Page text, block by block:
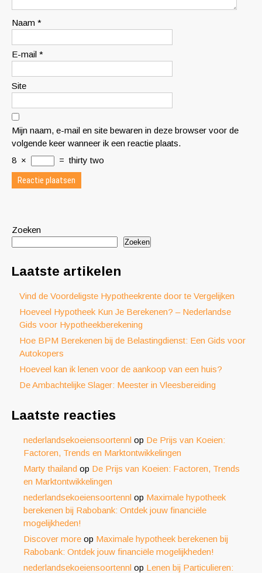
Naam *
E-mail *
Site
Mijn naam, e-mail en site bewaren in deze browser voor de
volgende keer wanneer ik een reactie plaats.
8 × = thirty two
Zoeken
Zoeken
Laatste artikelen
Vind de Voordeligste Hypotheekrente door te Vergelijken
Hoeveel Hypotheek Kun Je Berekenen? – Nederlandse
Gids voor Hypotheekberekening
Hoe BPM Berekenen bij de Belastingdienst: Een Gids voor
Autokopers
Hoeveel kan ik lenen voor de aankoop van een huis?
De Ambachtelijke Slager: Meester in Vleesbereiding
Laatste reacties
nederlandsekoeiensoortennl op De Prijs van Koeien:
Factoren, Trends en Marktontwikkelingen
Marty thailand op De Prijs van Koeien: Factoren, Trends
en Marktontwikkelingen
nederlandsekoeiensoortennl op Maximale hypotheek
berekenen bij Rabobank: Ontdek jouw financiële
mogelijkheden!
Discover more op Maximale hypotheek berekenen bij
Rabobank: Ontdek jouw financiële mogelijkheden!
nederlandsekoeiensoortennl op Lenen bij Particulieren: